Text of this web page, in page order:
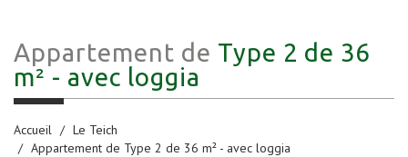
Appartement de Type 2 de 36
m² - avec loggia
Accueil
Le Teich
Appartement de Type 2 de 36 m² - avec loggia